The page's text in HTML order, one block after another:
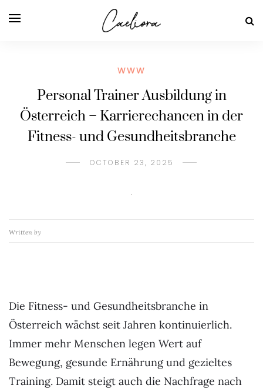
WWW
Personal Trainer Ausbildung in
Österreich – Karrierechancen in der
Fitness- und Gesundheitsbranche
OCTOBER 23, 2025
Written by
Die Fitness- und Gesundheitsbranche in
Österreich wächst seit Jahren kontinuierlich.
Immer mehr Menschen legen Wert auf
Bewegung, gesunde Ernährung und gezieltes
Training. Damit steigt auch die Nachfrage nach